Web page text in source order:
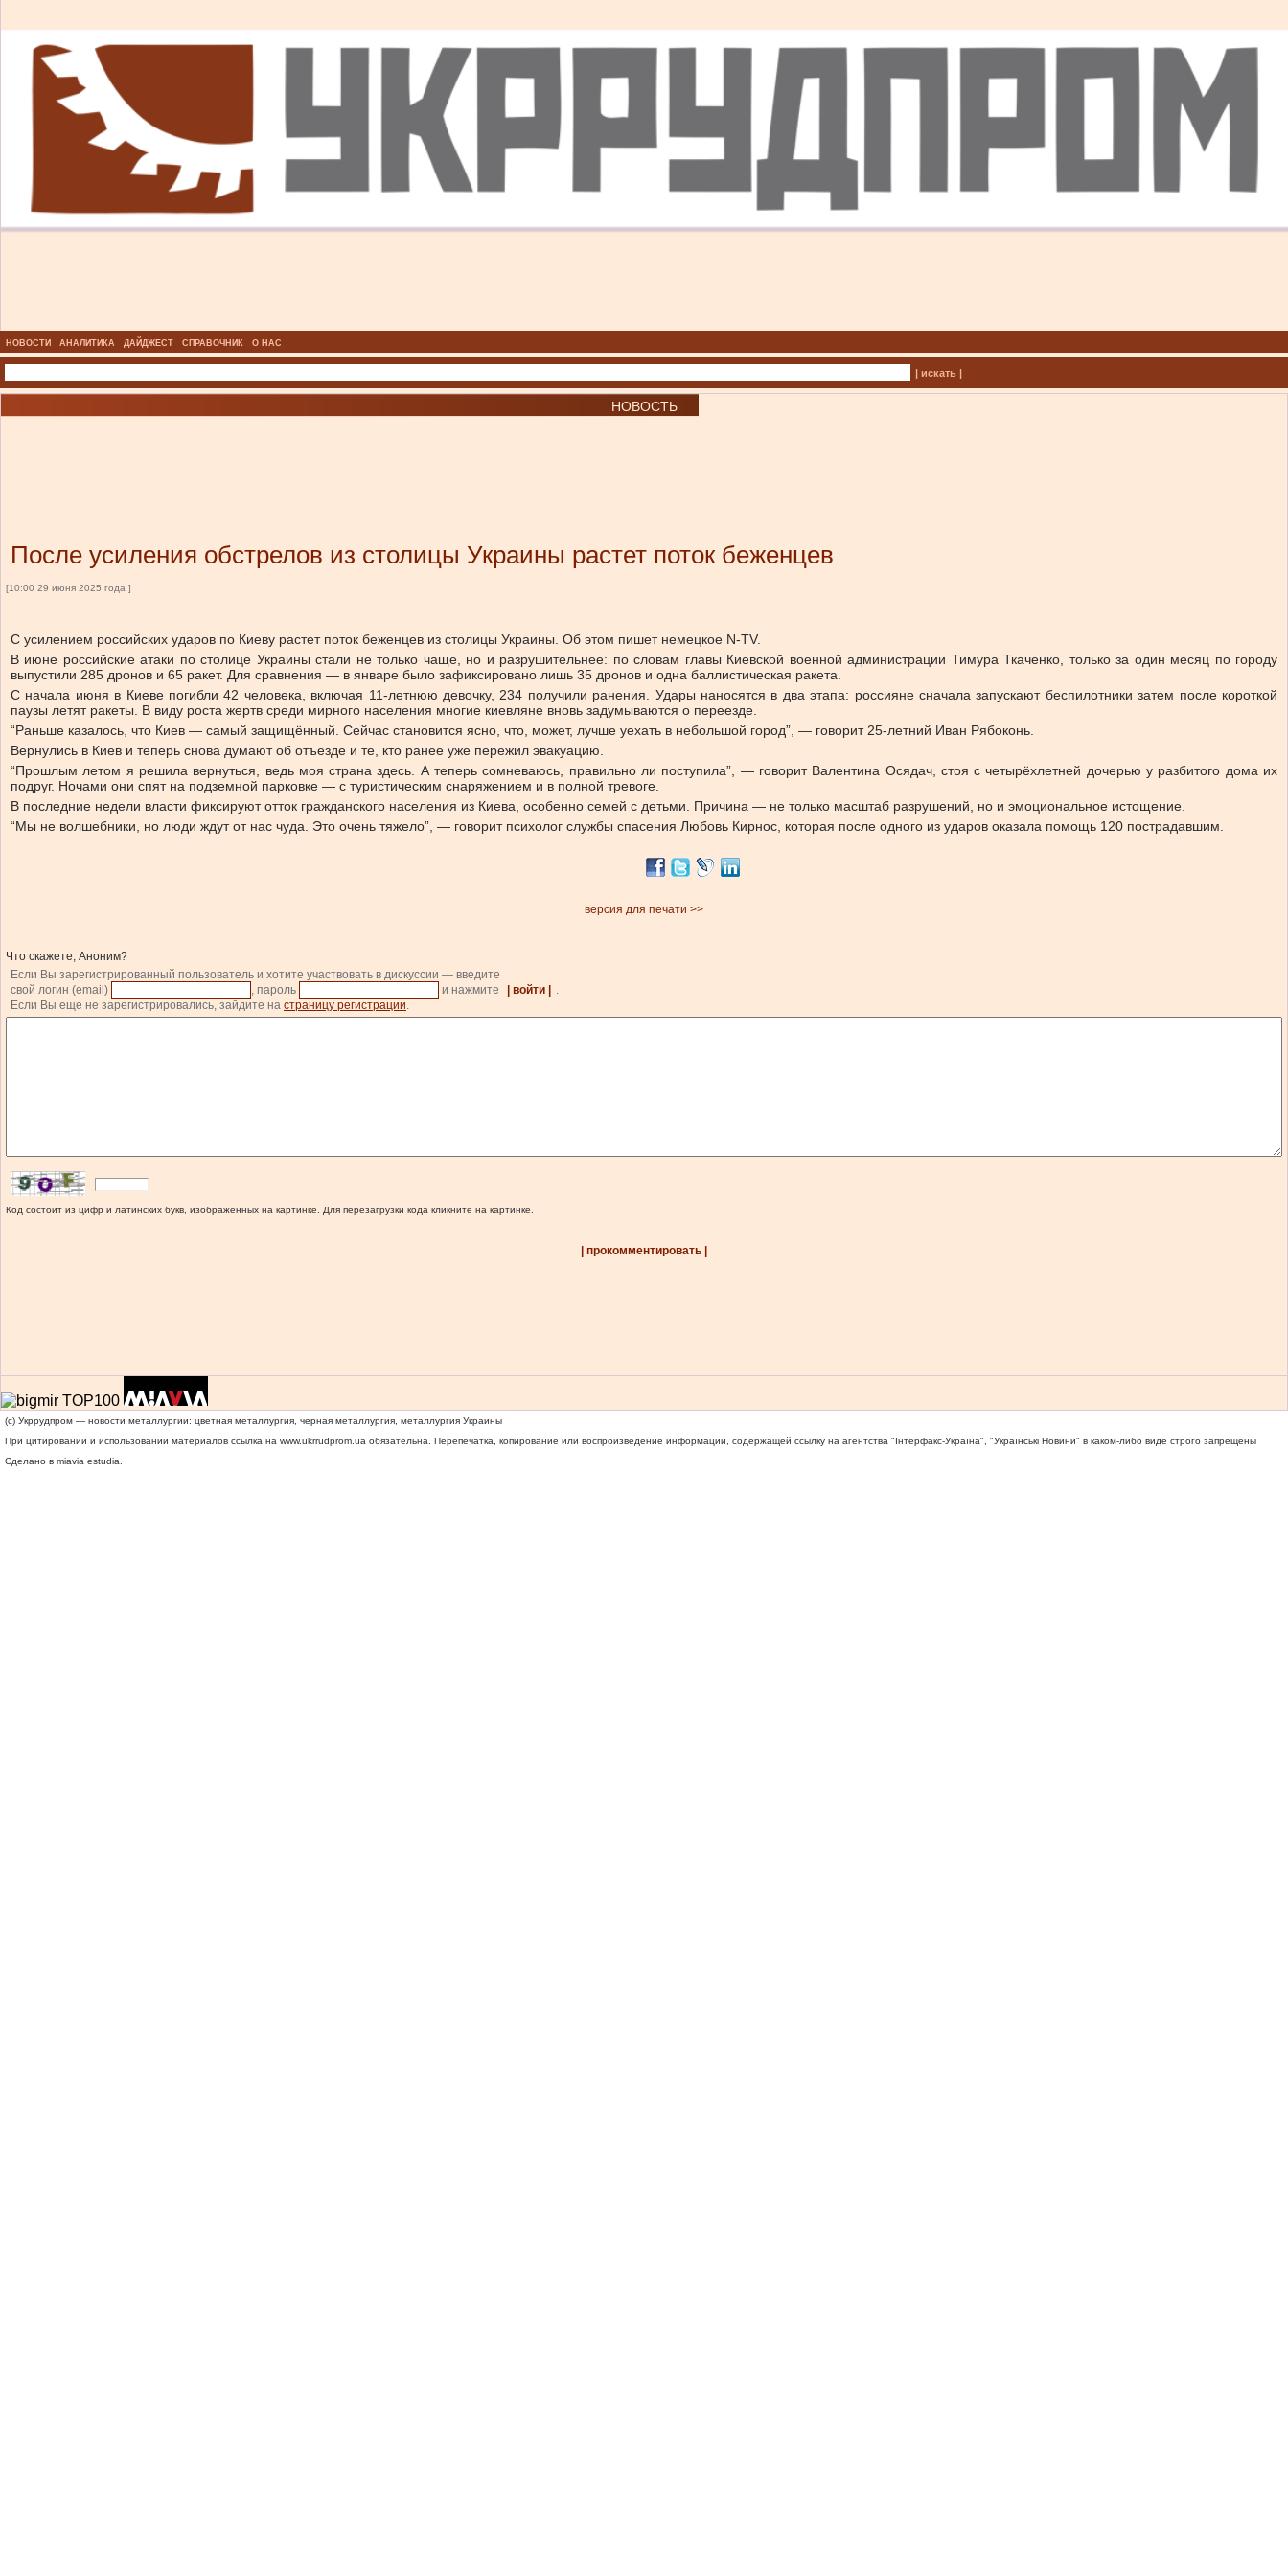
НОВОСТИ АНАЛИТИКА ДАЙДЖЕСТ СПРАВОЧНИК О НАС
| искать |
НОВОСТЬ
После усиления обстрелов из столицы Украины растет поток беженцев
[10:00 29 июня 2025 года ]
С усилением российских ударов по Киеву растет поток беженцев из столицы Украины. Об этом пишет немецкое N-TV.
В июне российские атаки по столице Украины стали не только чаще, но и разрушительнее: по словам главы Киевской военной администрации Тимура Ткаченко, только за один месяц по городу
выпустили 285 дронов и 65 ракет. Для сравнения — в январе было зафиксировано лишь 35 дронов и одна баллистическая ракета.
С начала июня в Киеве погибли 42 человека, включая 11-летнюю девочку, 234 получили ранения. Удары наносятся в два этапа: россияне сначала запускают беспилотники затем после короткой
паузы летят ракеты. В виду роста жертв среди мирного населения многие киевляне вновь задумываются о переезде.
“Раньше казалось, что Киев — самый защищённый. Сейчас становится ясно, что, может, лучше уехать в небольшой город”, — говорит 25-летний Иван Рябоконь.
Вернулись в Киев и теперь снова думают об отъезде и те, кто ранее уже пережил эвакуацию.
“Прошлым летом я решила вернуться, ведь моя страна здесь. А теперь сомневаюсь, правильно ли поступила”, — говорит Валентина Осядач, стоя с четырёхлетней дочерью у разбитого дома их
подруг. Ночами они спят на подземной парковке — с туристическим снаряжением и в полной тревоге.
В последние недели власти фиксируют отток гражданского населения из Киева, особенно семей с детьми. Причина — не только масштаб разрушений, но и эмоциональное истощение.
“Мы не волшебники, но люди ждут от нас чуда. Это очень тяжело”, — говорит психолог службы спасения Любовь Кирнос, которая после одного из ударов оказала помощь 120 пострадавшим.
версия для печати >>
Что скажете, Аноним?
Если Вы зарегистрированный пользователь и хотите участвовать в дискуссии — введите
свой логин (email)
, пароль и нажмите | войти |
.
Если Вы еще не зарегистрировались, зайдите на страницу регистрации.
Код состоит из цифр и латинских букв, изображенных на картинке. Для перезагрузки кода кликните на картинке.
| прокомментировать |
(c) Укррудпром — новости металлургии: цветная металлургия, черная металлургия, металлургия Украины
При цитировании и использовании материалов ссылка на www.ukrrudprom.ua обязательна. Перепечатка, копирование или воспроизведение информации, содержащей ссылку на агентства "Iнтерфакс-Україна", "Українськi Новини" в каком-либо виде строго запрещены
Сделано в miavia estudia.